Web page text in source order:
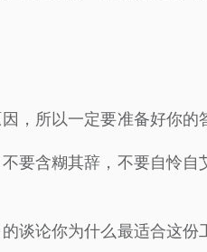
，所以一定要准备好你的
要含糊其辞，不要自怜
谈论你为什么最适合这份